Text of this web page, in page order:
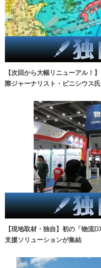
【次回から大幅リニューアル
際ジャーナリスト・ビニシウス氏
【現地取材・独自】初の「物流
支援ソリューションが集結